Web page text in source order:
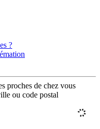
?
proches de chez vous
ou code postal